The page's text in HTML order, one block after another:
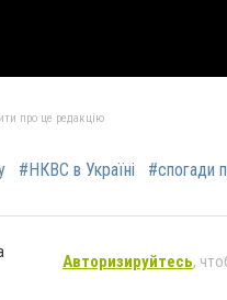
про це редакцію
#НКВС в Україні #спогади
Авторизируйтесь,